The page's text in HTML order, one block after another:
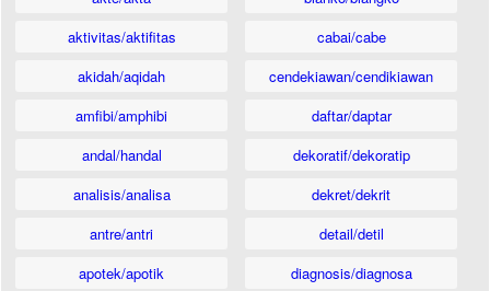
aktivitas/aktifitas
akidah/aqidah
amfibi/amphibi
andal/handal
analisis/analisa
antre/antri
apotek/apotik
cabai/cabe
cendekiawan/cendikiawan
daftar/daptar
dekoratif/dekoratip
dekret/dekrit
detail/detil
diagnosis/diagnosa